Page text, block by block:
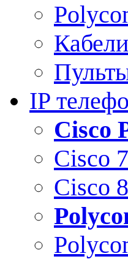
IP
Сisco
Cisco
Cisco